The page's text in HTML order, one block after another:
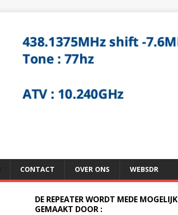
CONTACT OVER ONS WEBSDR
DE REPEATER WORDT MEDE MOGELIJK
GEMAAKT DOOR :